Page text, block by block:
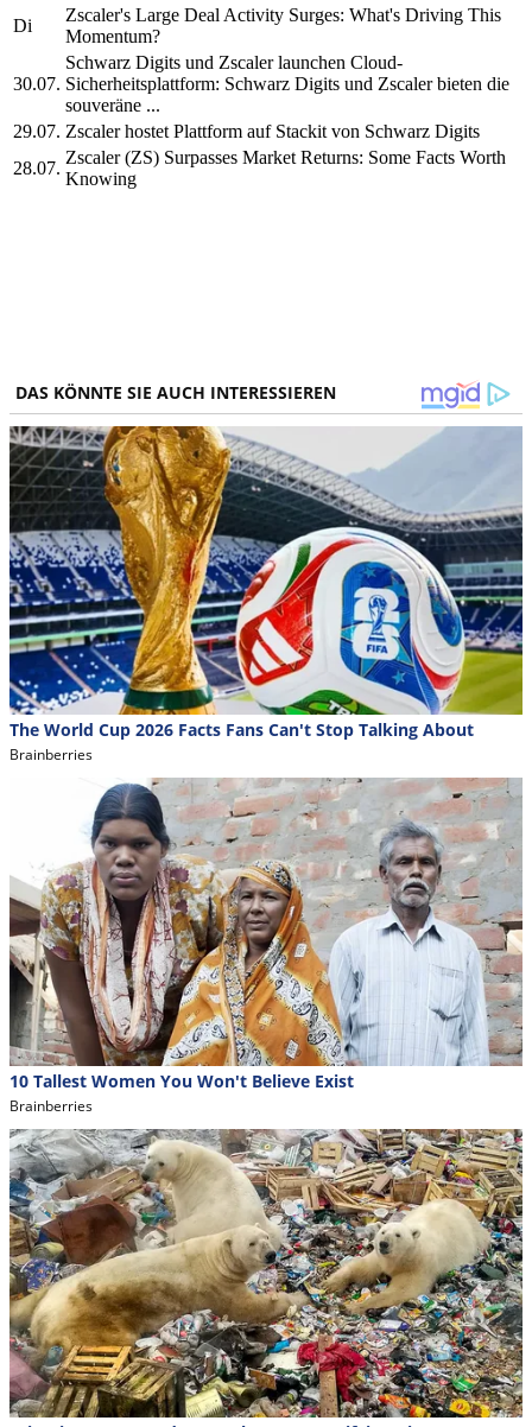
Di
Zscaler's Large Deal Activity Surges: What's Driving This
Momentum?
30.07.
Schwarz Digits und Zscaler launchen Cloud-
Sicherheitsplattform: Schwarz Digits und Zscaler bieten die
souveräne ...
29.07. Zscaler hostet Plattform auf Stackit von Schwarz Digits
28.07.
Zscaler (ZS) Surpasses Market Returns: Some Facts Worth
Knowing